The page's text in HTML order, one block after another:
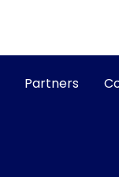
Partners